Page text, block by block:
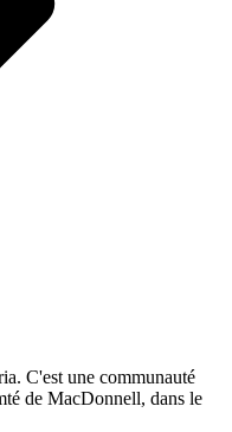
C'est une communauté
de MacDonnell, dans le